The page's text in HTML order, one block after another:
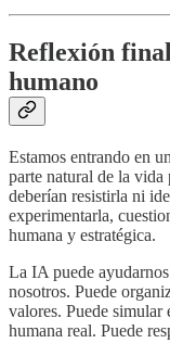
Reflexión
humano
Estamos entrando en
parte natural de la
deberían resistirla ni
experimentarla,
humana y estratégica.
La IA puede
nosotros. Puede
valores. Puede simular
humana real. Puede